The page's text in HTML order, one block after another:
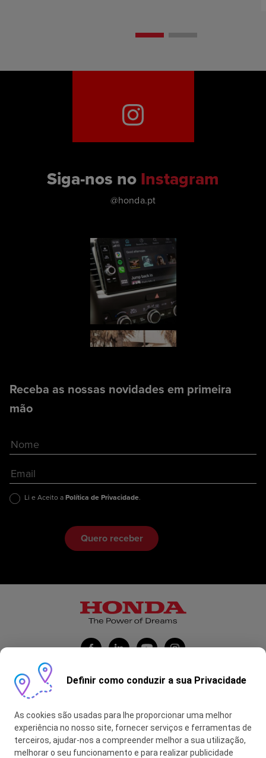
Siga-nos no Instagram
@honda.pt
Receba as nossas novidades em primeira
mão
Li e Aceito a Política de Privacidade.
Honda Portugal Automóveis
Contas Feitas
myHONDA
Definir como conduzir a sua Privacidade
As cookies são usadas para lhe proporcionar uma melhor
experiência no nosso site, fornecer serviços e ferramentas de
terceiros, ajudar-nos a compreender melhor a sua utilização,
melhorar o seu funcionamento e para realizar publicidade